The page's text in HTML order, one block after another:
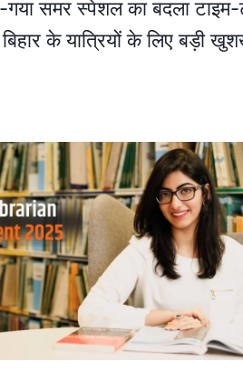
गया समर स्पेशल का बदला
के यात्रियों के लिए बड़ी